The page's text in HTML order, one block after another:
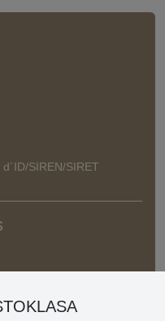
SIREN/SIRET